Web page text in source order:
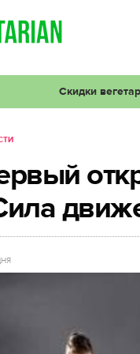
Скидки